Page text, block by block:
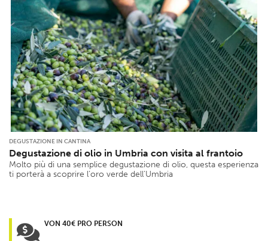
DEGUSTAZIONE IN CANTINA
Degustazione di olio in Umbria con visita al frantoio
Molto più di una semplice degustazione di olio, questa esperienza
ti porterà a scoprire l’oro verde dell’Umbria
VON 40€ PRO PERSON